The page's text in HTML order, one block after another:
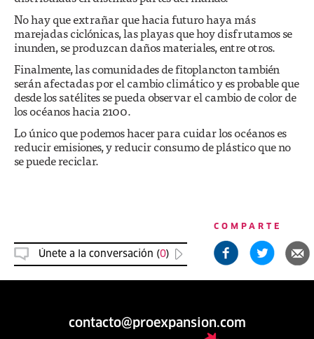
No hay que extrañar que hacia futuro haya más
marejadas ciclónicas, las playas que hoy disfrutamos se
inunden, se produzcan daños materiales, entre otros.
Finalmente, las comunidades de fitoplancton también
serán afectadas por el cambio climático y es probable que
desde los satélites se pueda observar el cambio de color de
los océanos hacia 2100.
Lo único que podemos hacer para cuidar los océanos es
reducir emisiones, y reducir consumo de plástico que no
se puede reciclar.
Únete a la conversación (0)
COMPARTE
contacto@proexpansion.com